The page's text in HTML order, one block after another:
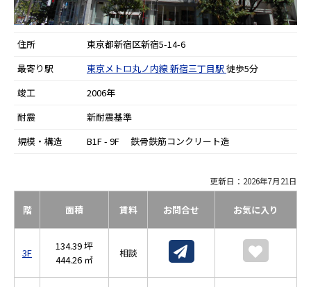
住所
東京都新宿区新宿5-14-6
最寄り駅
東京メトロ丸ノ内線新宿三丁目駅 徒歩5分
竣工
2006年
耐震
新耐震基準
規模・構造
B1F - 9F 鉄骨鉄筋コンクリート造
更新日：2026年7月21日
階 面積 賃料 お問合せ お気に入り
3F
134.39 坪
444.26 ㎡
相談